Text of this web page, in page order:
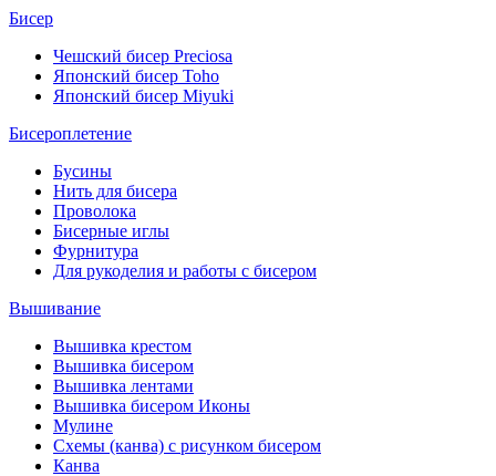
Бисер
Чешский бисер Preciosa
Японский бисер Toho
Японский бисер Miyuki
Бисероплетение
Бусины
Нить для бисера
Проволока
Бисерные иглы
Фурнитура
Для рукоделия и работы с бисером
Вышивание
Вышивка крестом
Вышивка бисером
Вышивка лентами
Вышивка бисером Иконы
Мулине
Схемы (канва) с рисунком бисером
Канва